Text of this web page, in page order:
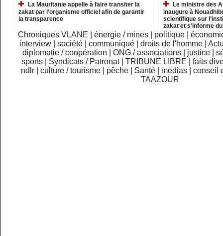
La Mauritanie appelle à faire transiter la
zakat par l’organisme officiel afin de garantir
la transparence
Le ministre des
inaugure à
scientifique sur
zakat et s’informe
institutions relevant
Chroniques VLANE énergie / mines politique
interview
|société |communiqué |droits de l'homme |
diplomatie / coopération
ONG / associations justice
sports
Syndicats / Patronat TRIBUNE LIBRE
faits
ndlr
|culture / tourisme pêche Santé medias |conseil
TAAZOUR